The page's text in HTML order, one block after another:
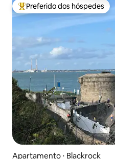
Entre os melhores preferidos
Preferido dos hóspedes
Apartamento ⋅ Blackrock